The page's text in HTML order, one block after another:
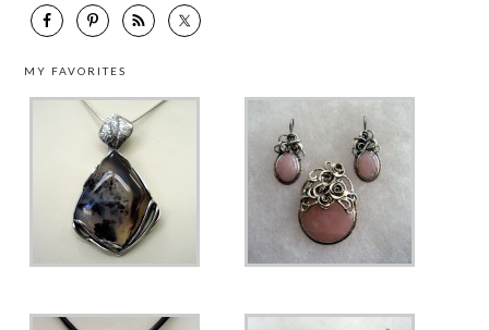
MY FAVORITES